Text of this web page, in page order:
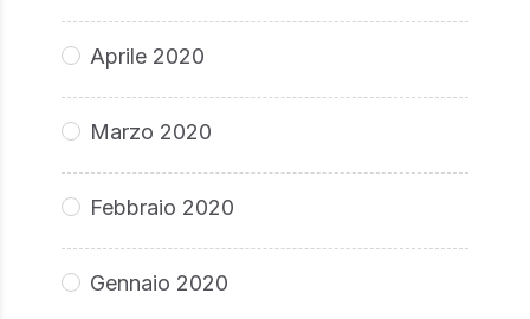
Aprile 2020
Marzo 2020
Febbraio 2020
Gennaio 2020